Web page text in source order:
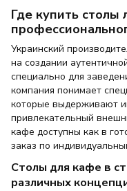
Где купить
Украинский
на создании
специально для
компания понимает
которые выдерживают
привлекательный
кафе доступны как в
заказ по
Столы для кафе в
различных